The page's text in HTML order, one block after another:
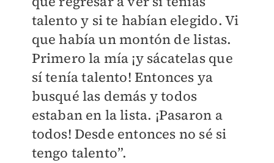
talento y si te habían elegido. Vi
que había un montón de listas.
Primero la mía ¡y sácatelas que
sí tenía talento! Entonces ya
busqué las demás y todos
estaban en la lista. ¡Pasaron a
todos! Desde entonces no sé si
tengo talento”.